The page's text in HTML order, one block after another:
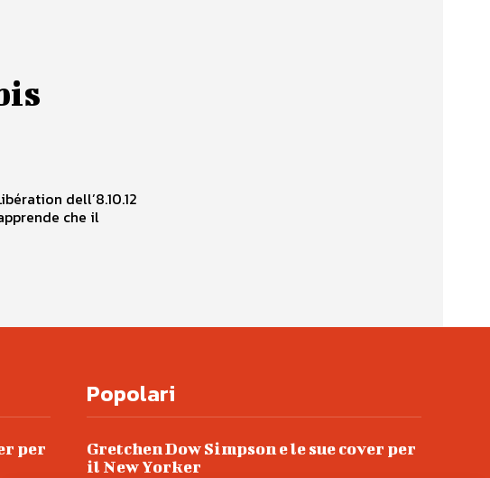
dell’8.10.12
che il
per
Popolari
Gretchen Dow Simpson e le sue cover per
il New Yorker